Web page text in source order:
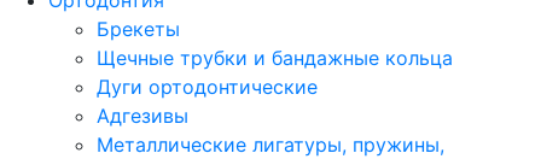
Брекеты
Щечные трубки и бандажные кольца
Дуги ортодонтические
Адгезивы
Металлические лигатуры, пружины,